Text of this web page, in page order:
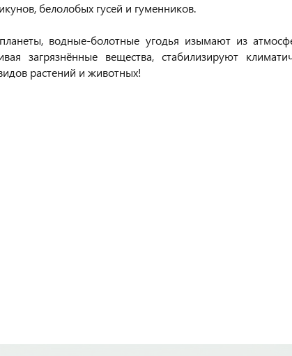
белолобых гусей и гуменников.
водные-болотные угодья изымают из
загрязнённые вещества, стабилизируют
растений и животных!